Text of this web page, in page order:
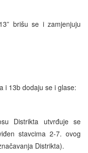
brišu se i zamjenjuju
i 13b dodaju se i glase:
Distrikta utvrđuje se
stavcima 2-7. ovog
Distrikta).